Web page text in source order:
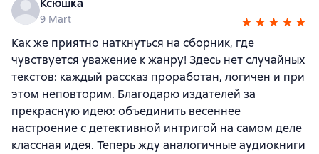
Ксюшка
9 Mart
Как же приятно наткнуться на сборник, где
чувствуется уважение к жанру! Здесь нет случайных
текстов: каждый рассказ проработан, логичен и при
этом неповторим. Благодарю издателей за
прекрасную идею: объединить весеннее
настроение с детективной интригой на самом деле
классная идея. Теперь жду аналогичные аудиокниги